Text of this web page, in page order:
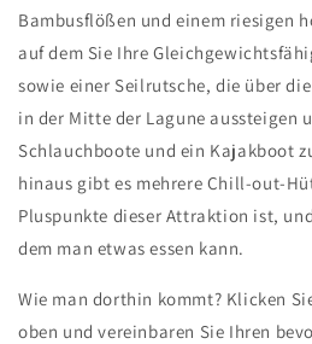
Bambusflößen und einem riesigen
auf dem Sie Ihre
sowie einer Seilrutsche, die über
in der Mitte der Lagune aussteigen
Schlauchboote und ein Kajakboot
hinaus gibt es mehrere Chill-out-
Pluspunkte dieser Attraktion ist,
dem man etwas essen kann.
Wie man dorthin kommt? Klicken
oben und vereinbaren Sie Ihren